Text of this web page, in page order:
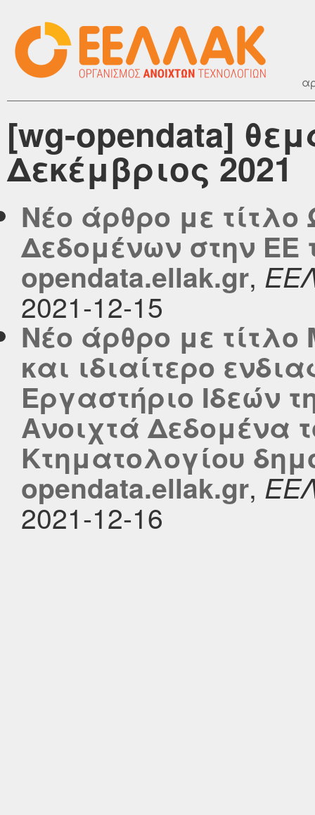
[wg-opendata]
Δεκέμβριος 2021
Νέο άρθρο με
Δεδομένων στην ΕΕ
opendata.ellak.gr,
2021-12-15
Νέο άρθρο με
και ιδιαίτερο
Εργαστήριο Ιδεών
Ανοιχτά Δεδομένα
Κτηματολογίου
opendata.ellak.gr,
2021-12-16